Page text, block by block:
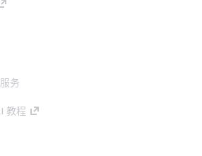
务
教程